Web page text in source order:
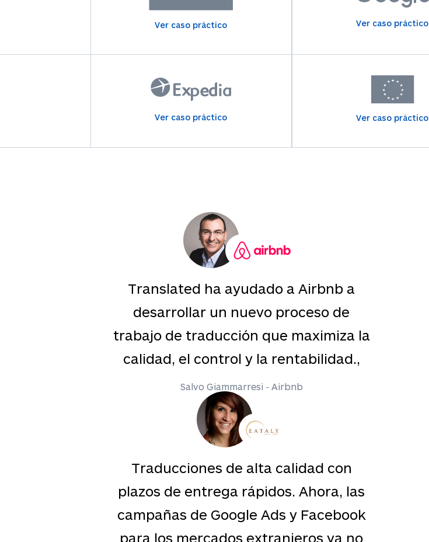
Ver caso práctico Ver caso práctico
Ver caso práctico Ver caso práctico
Translated ha ayudado a Airbnb a
desarrollar un nuevo proceso de
trabajo de traducción que maximiza la
calidad, el control y la rentabilidad.,
Salvo Giammarresi - Airbnb